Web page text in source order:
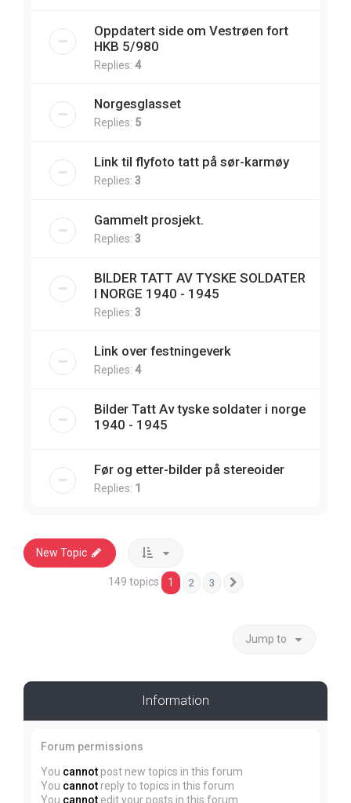
Oppdatert side om Vestrøen fort
HKB 5/980
Replies: 4
Norgesglasset
Replies: 5
Link til flyfoto tatt på sør-karmøy
Replies: 3
Gammelt prosjekt.
Replies: 3
BILDER TATT AV TYSKE SOLDATER
I NORGE 1940 - 1945
Replies: 3
Link over festningeverk
Replies: 4
Bilder Tatt Av tyske soldater i norge
1940 - 1945
Før og etter-bilder på stereoider
Replies: 1
New Topic
149 topics 1 2 3
Jump to
Information
Forum permissions
You cannot post new topics in this forum
You cannot reply to topics in this forum
You cannot edit your posts in this forum